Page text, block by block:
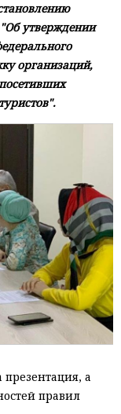
утверждении
организаций,
а
правил